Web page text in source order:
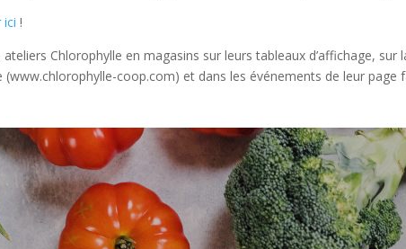
ici!
ateliers Chlorophylle en magasins sur leurs tableaux d’affichage, sur
coop.com) et dans les événements de leur page